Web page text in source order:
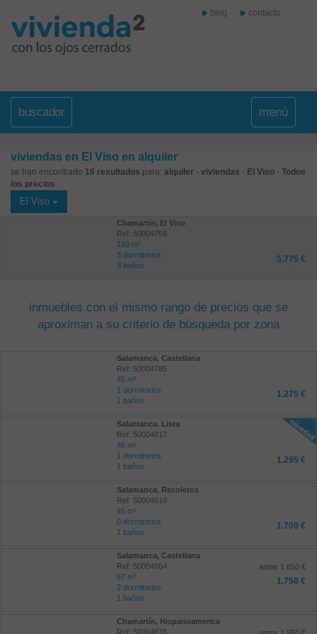
blog contacto
buscador menú
viviendas en El Viso en alquiler
se han encontrado 16 resultados para: alquiler - viviendas - El Viso - Todos
los precios
El Viso
Chamartín, El Viso
Ref: 50004758
160 m²
3 dormitorios
3 baños
5.775 €
inmuebles con el mismo rango de precios que se
aproximan a su criterio de búsqueda por zona
Salamanca, Castellana
Ref: 50004785
45 m²
1 dormitorios
1 baños
1.275 €
Salamanca, Lista
Ref: 50004817
45 m²
1 dormitorios
1 baños
1.295 €
Salamanca, Recoletos
Ref: 50004610
45 m²
0 dormitorios
1 baños
1.700 €
Salamanca, Castellana
Ref: 50004664
67 m²
2 dormitorios
1 baños
antes 1.850 €
1.750 €
Chamartín, Hispanoamerica
Ref: 50004678